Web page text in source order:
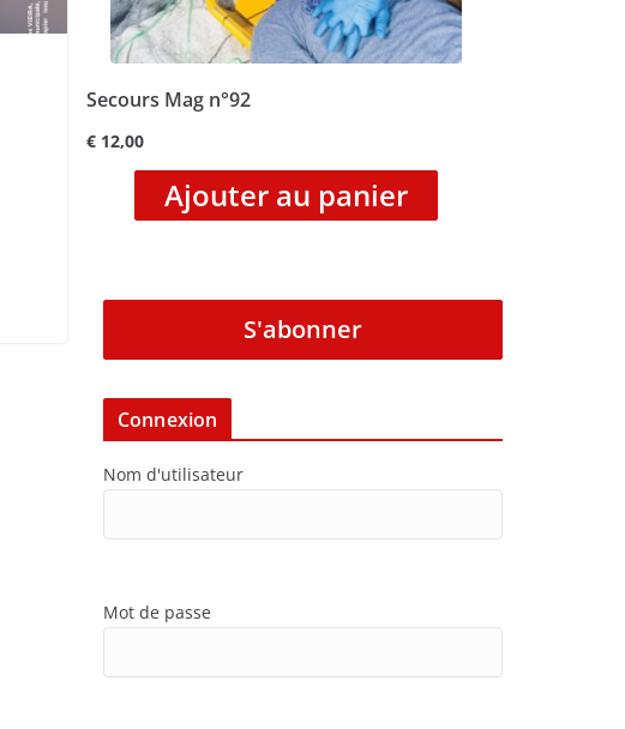
Secours Mag n°92
€ 12,00
Ajouter au panier
S'abonner
Connexion
Nom d'utilisateur
Mot de passe